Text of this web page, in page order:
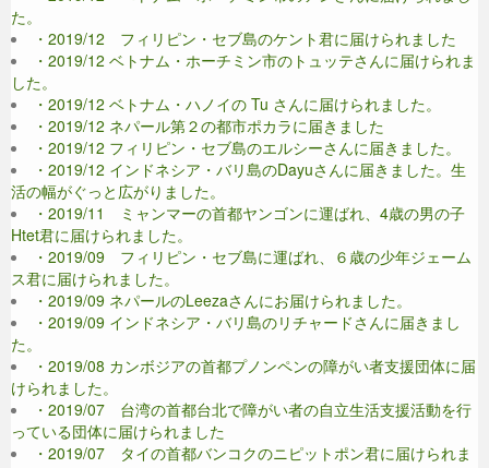
た。
・2019/12 フィリピン・セブ島のケント君に届けられました
・2019/12 ベトナム・ホーチミン市のトュッテさんに届けられま
した。
・2019/12 ベトナム・ハノイの Tu さんに届けられました。
・2019/12 ネパール第２の都市ポカラに届きました
・2019/12 フィリピン・セブ島のエルシーさんに届きました。
・2019/12 インドネシア・バリ島のDayuさんに届きました。生
活の幅がぐっと広がりました。
・2019/11 ミャンマーの首都ヤンゴンに運ばれ、4歳の男の子
Htet君に届けられました。
・2019/09 フィリピン・セブ島に運ばれ、６歳の少年ジェーム
ス君に届けられました。
・2019/09 ネパールのLeezaさんにお届けられました。
・2019/09 インドネシア・バリ島のリチャードさんに届きまし
た。
・2019/08 カンボジアの首都プノンペンの障がい者支援団体に届
けられました。
・2019/07 台湾の首都台北で障がい者の自立生活支援活動を行
っている団体に届けられました
・2019/07 タイの首都バンコクのニピットポン君に届けられま